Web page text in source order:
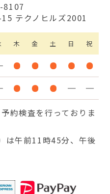
8107
テクノヒルズ2001
木 金 土 日 祝
約検査を行っておりま
は午前11時45分、午後